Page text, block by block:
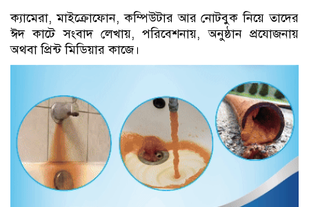
ক্যামেরা, মাইক্রোফোন, কম্পিউটার আর নোটবুক নিয়ে তাদের
ঈদ কাটে সংবাদ লেখায়, পরিবেশনায়, অনুষ্ঠান প্রযোজনায়
অথবা প্রিন্ট মিডিয়ার কাজে।